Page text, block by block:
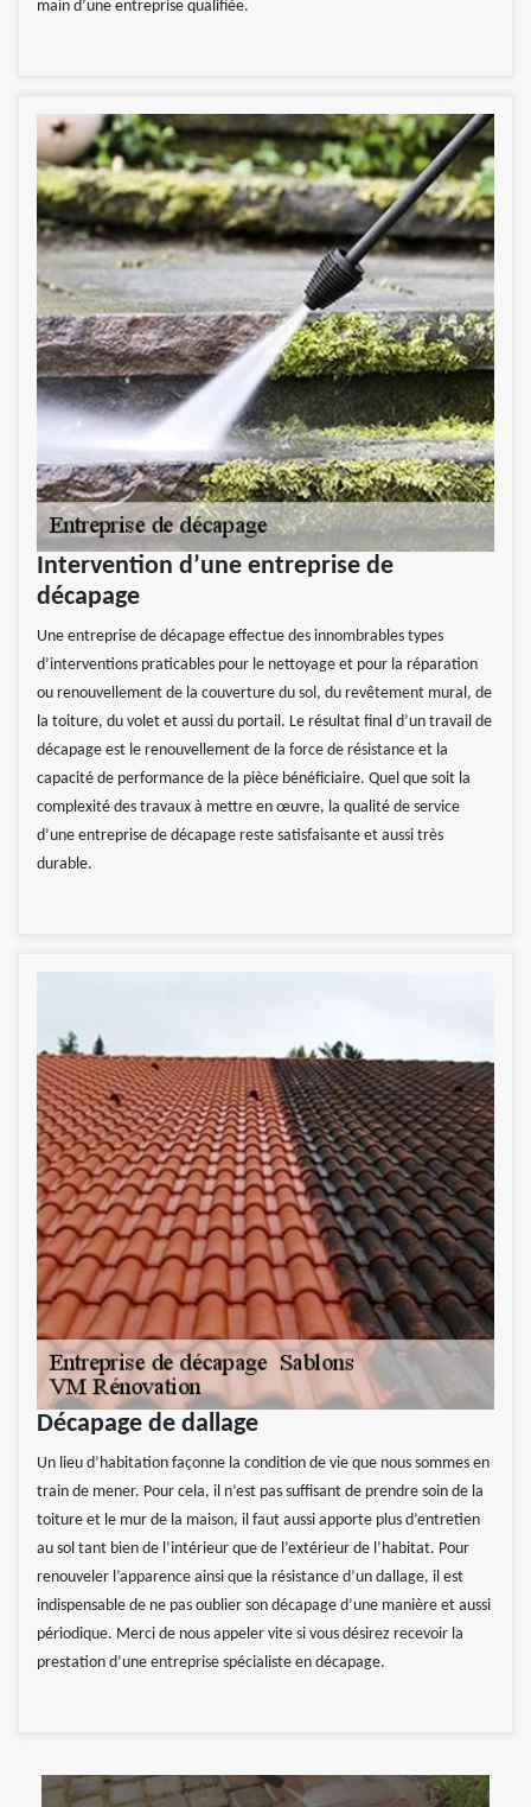
main d’une entreprise qualifiée.
Intervention d’une entreprise de
décapage
Une entreprise de décapage effectue des innombrables types
d’interventions praticables pour le nettoyage et pour la réparation
ou renouvellement de la couverture du sol, du revêtement mural, de
la toiture, du volet et aussi du portail. Le résultat final d’un travail de
décapage est le renouvellement de la force de résistance et la
capacité de performance de la pièce bénéficiaire. Quel que soit la
complexité des travaux à mettre en œuvre, la qualité de service
d’une entreprise de décapage reste satisfaisante et aussi très
durable.
Décapage de dallage
Un lieu d’habitation façonne la condition de vie que nous sommes en
train de mener. Pour cela, il n’est pas suffisant de prendre soin de la
toiture et le mur de la maison, il faut aussi apporte plus d’entretien
au sol tant bien de l’intérieur que de l’extérieur de l’habitat. Pour
renouveler l’apparence ainsi que la résistance d’un dallage, il est
indispensable de ne pas oublier son décapage d’une manière et aussi
périodique. Merci de nous appeler vite si vous désirez recevoir la
prestation d’une entreprise spécialiste en décapage.